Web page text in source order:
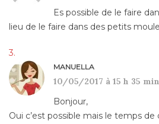
Es possible de le faire
lieu de le faire dans des petits
MANUELLA
10/05/2017 à 15 h 35
Bonjour,
Oui c’est possible mais le temps